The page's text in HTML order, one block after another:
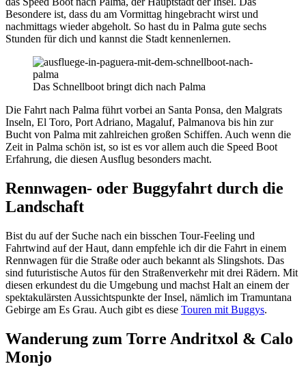
Besondere ist, dass du am Vormittag hingebracht wirst und
nachmittags wieder abgeholt. So hast du in Palma gute sechs
Stunden für dich und kannst die Stadt kennenlernen.
Das Schnellboot bringt dich nach Palma
Die Fahrt nach Palma führt vorbei an Santa Ponsa, den Malgrats
Inseln, El Toro, Port Adriano, Magaluf, Palmanova bis hin zur
Bucht von Palma mit zahlreichen großen Schiffen. Auch wenn die
Zeit in Palma schön ist, so ist es vor allem auch die Speed Boot
Erfahrung, die diesen Ausflug besonders macht.
Rennwagen- oder Buggyfahrt durch die
Landschaft
Bist du auf der Suche nach ein bisschen Tour-Feeling und
Fahrtwind auf der Haut, dann empfehle ich dir die Fahrt in einem
Rennwagen für die Straße oder auch bekannt als Slingshots. Das
sind futuristische Autos für den Straßenverkehr mit drei Rädern. Mit
diesen erkundest du die Umgebung und machst Halt an einem der
spektakulärsten Aussichtspunkte der Insel, nämlich im Tramuntana
Gebirge am Es Grau. Auch gibt es diese Touren mit Buggys.
Wanderung zum Torre Andritxol & Calo
Monjo